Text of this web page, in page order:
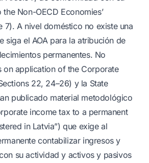
Non-OECD Economies’
7). A nivel doméstico no existe una
siga el AOA para la atribución de
permanentes. No
on application of the Corporate
22, 24–26) y la State
publicado material metodológico
income tax to a permanent
in Latvia”) que exige al
contabilizar ingresos y
su actividad y activos y pasivos